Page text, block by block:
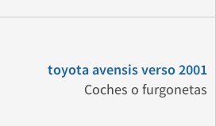
toyota avensis verso 2001
Coches o furgonetas